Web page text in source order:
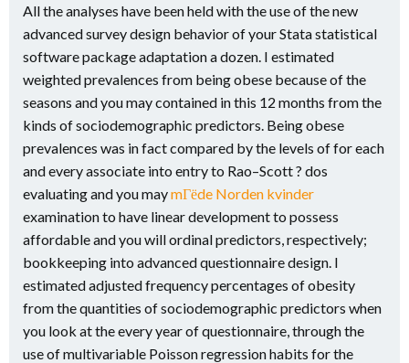
All the analyses have been held with the use of the new
advanced survey design behavior of your Stata statistical
software package adaptation a dozen. I estimated
weighted prevalences from being obese because of the
seasons and you may contained in this 12 months from the
kinds of sociodemographic predictors. Being obese
prevalences was in fact compared by the levels of for each
and every associate into entry to Rao–Scott ? dos
evaluating and you maymГёde Norden kvinder
examination to have linear development to possess
affordable and you will ordinal predictors, respectively;
bookkeeping into advanced questionnaire design. I
estimated adjusted frequency percentages of obesity
from the quantities of sociodemographic predictors when
you look at the every year of questionnaire, through the
use of multivariable Poisson regression habits for the